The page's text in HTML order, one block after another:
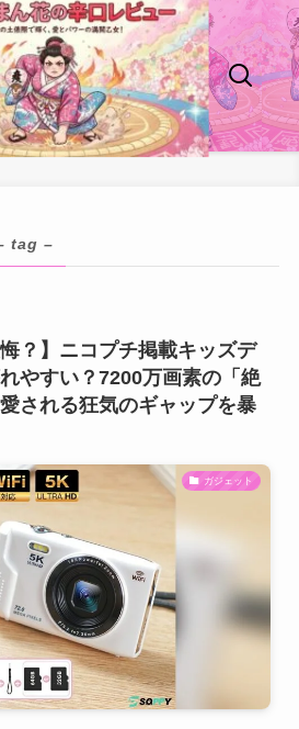
tag –
悔？】ニコプチ掲載キッズデ
やすい？7200万画素の「絶
される狂気のギャップを暴
ガジェット